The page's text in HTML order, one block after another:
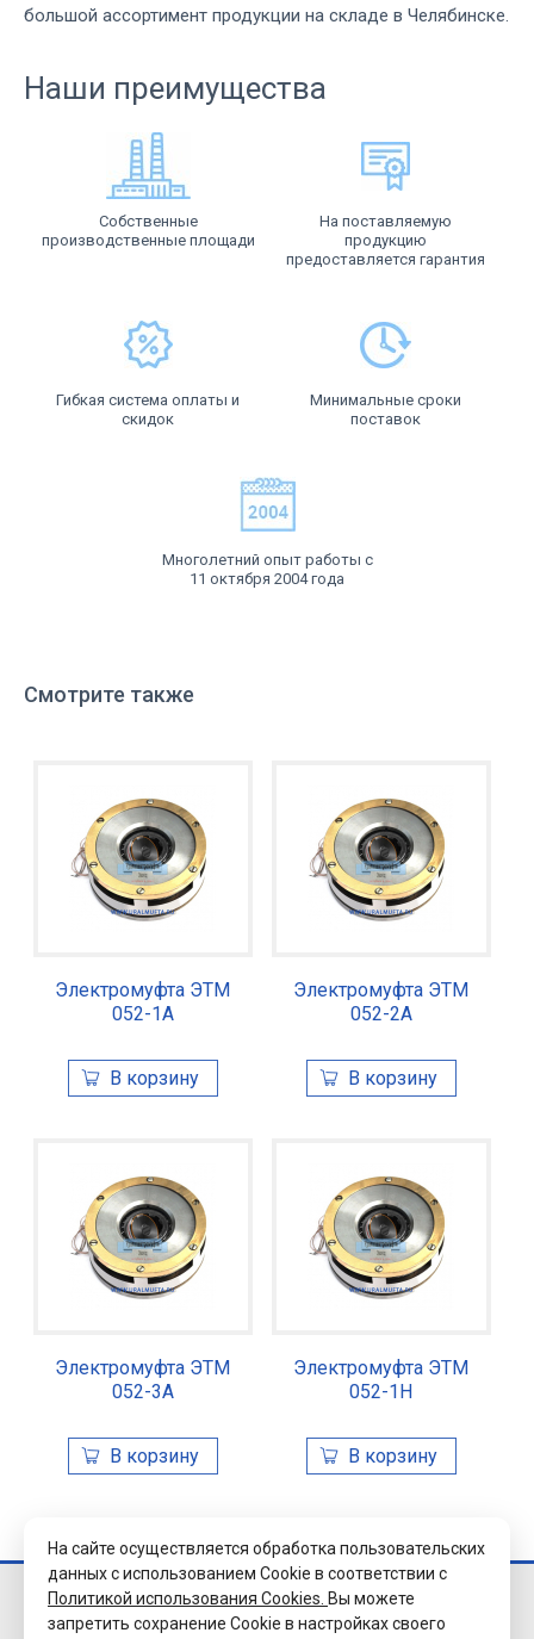
большой ассортимент продукции на складе в Челябинске.
Наши преимущества
Собственные
производственные площади
На поставляемую
продукцию
предоставляется гарантия
Гибкая система оплаты и
скидок
Минимальные сроки
поставок
Многолетний опыт работы с
11 октября 2004 года
Смотрите также
Электромуфта ЭТМ
052-1А
Электромуфта ЭТМ
052-2А
Электромуфта ЭТМ
052-3А
Электромуфта ЭТМ
052-1Н
© 2026 Завод
«Уралэлектромуфта»
На сайте осуществляется обработка пользовательских
данных с использованием Cookie в соответствии с
Политикой использования Cookies. Вы можете
запретить сохранение Cookie в настройках своего